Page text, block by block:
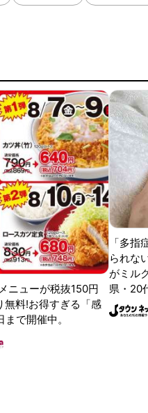
ニューが税抜150円
無料!お得すぎる「感
で開催中。
「多
られな
がミル
県・20